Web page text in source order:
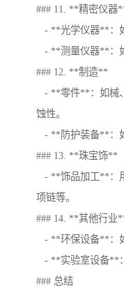
### 11. **精密仪器
- **光学仪器**：
- **测量仪器**：
### 12. **制造**
- **零件**：如械
蚀性。
- **防护装备**：
### 13. **珠宝饰**
- **饰品加工**：
项链等。
### 14. **其他行业
- **环保设备**：
- **实验室设备**
### 总结